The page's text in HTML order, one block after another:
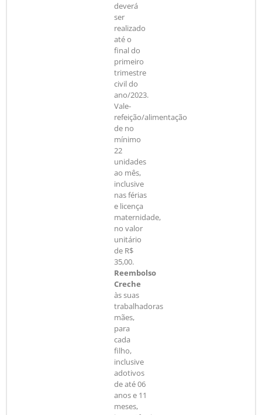
deverá
ser
realizado
até o
final do
primeiro
trimestre
civil do
ano/2023.
Vale-
refeição/alimentação
de no
mínimo
22
unidades
ao mês,
inclusive
nas férias
e licença
maternidade,
no valor
unitário
de R$
35,00.
Reembolso
Creche
às suas
trabalhadoras
mães,
para
cada
filho,
inclusive
adotivos
de até 06
anos e 11
meses,